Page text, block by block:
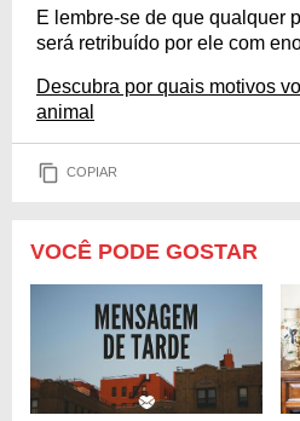
E lembre-se de que qualquer
será retribuído por ele com
Descubra por quais motivos
animal
COPIAR
VOCÊ PODE GOSTAR